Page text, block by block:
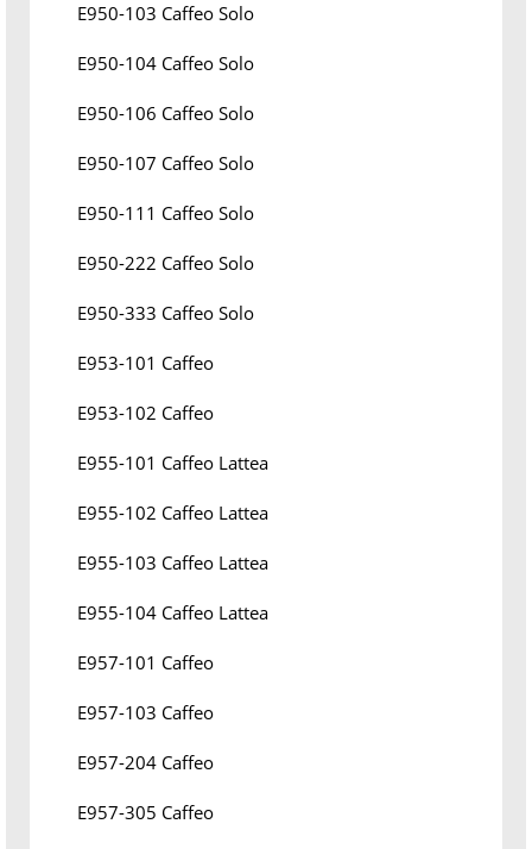
E950-103 Caffeo Solo
E950-104 Caffeo Solo
E950-106 Caffeo Solo
E950-107 Caffeo Solo
E950-111 Caffeo Solo
E950-222 Caffeo Solo
E950-333 Caffeo Solo
E953-101 Caffeo
E953-102 Caffeo
E955-101 Caffeo Lattea
E955-102 Caffeo Lattea
E955-103 Caffeo Lattea
E955-104 Caffeo Lattea
E957-101 Caffeo
E957-103 Caffeo
E957-204 Caffeo
E957-305 Caffeo